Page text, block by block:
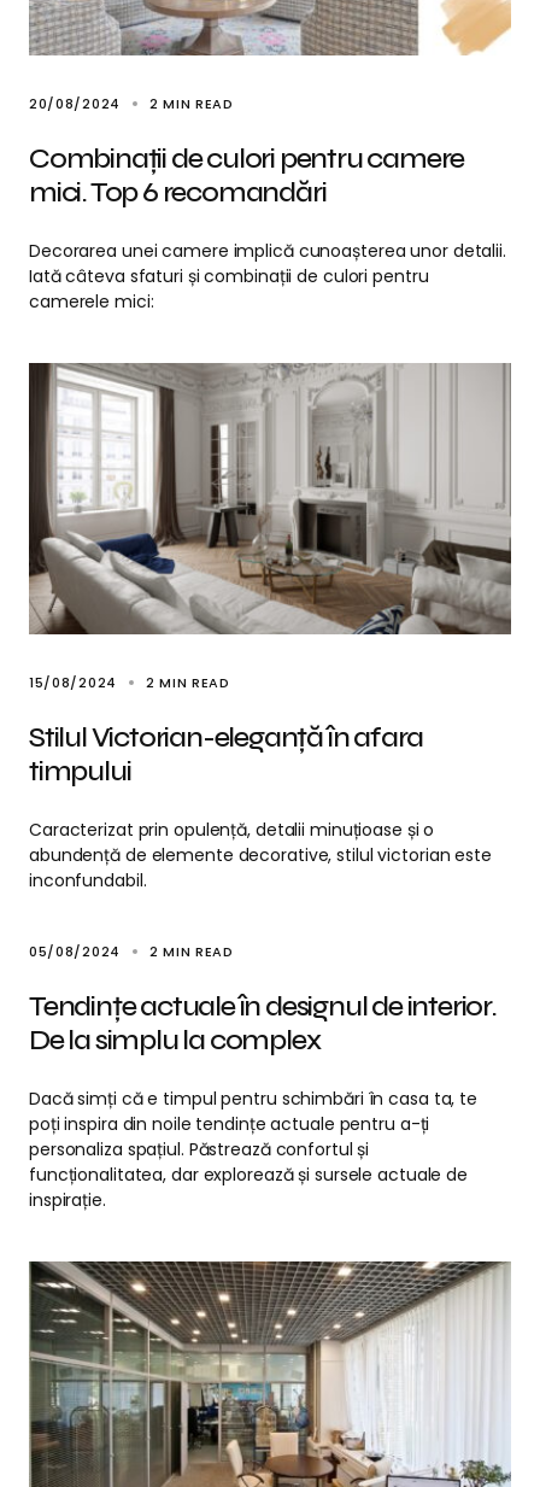
20/08/2024 2 MIN READ
Combinații de culori pentru camere
mici. Top 6 recomandări
Decorarea unei camere implică cunoașterea unor detalii.
Iată câteva sfaturi și combinații de culori pentru
camerele mici:
15/08/2024 2 MIN READ
Stilul Victorian-eleganță în afara
timpului
Caracterizat prin opulență, detalii minuțioase și o
abundență de elemente decorative, stilul victorian este
inconfundabil.
05/08/2024 2 MIN READ
Tendințe actuale în designul de interior.
De la simplu la complex
Dacă simți că e timpul pentru schimbări în casa ta, te
poți inspira din noile tendințe actuale pentru a-ți
personaliza spațiul. Păstrează confortul și
funcționalitatea, dar explorează și sursele actuale de
inspirație.